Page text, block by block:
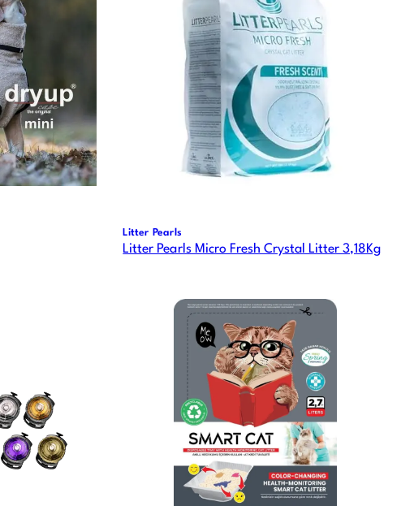
Litter Pearls
Litter Pearls Micro Fresh Crystal Litter 3,18Kg